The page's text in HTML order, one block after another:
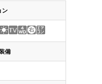
ン
備